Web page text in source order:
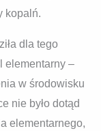
kopalń.
dla tego
elementarny –
w środowisku
nie było dotąd
elementarnego,